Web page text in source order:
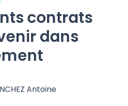
contrats
dans
Antoine